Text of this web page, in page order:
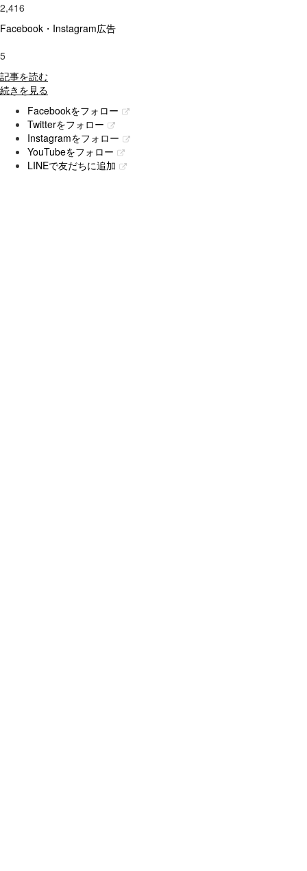
2,416
Facebook・Instagram広告
5
記事を読む
続きを見る
Facebookをフォロー
Twitterをフォロー
Instagramをフォロー
YouTubeをフォロー
LINEで友だちに追加